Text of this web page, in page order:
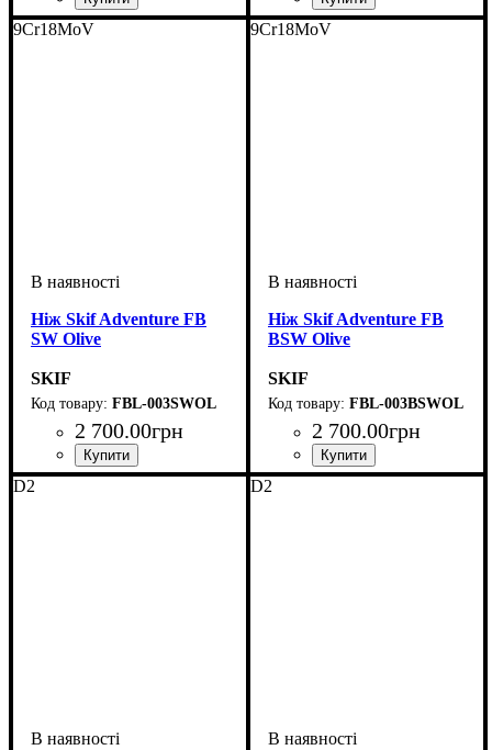
9Cr18MoV
Ніж Skif Adventure FB
SW Olive
SKIF
FBL-003SWOL
2 700.00грн
9Cr18MoV
Ніж Skif Adventure FB
BSW Olive
SKIF
FBL-003BSWOL
2 700.00грн
D2 D2